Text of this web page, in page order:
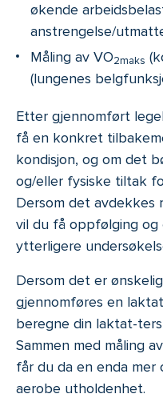
økende
anstrengelse/
Måling av VO2maks
(lungenes
Etter gjennomført
få en konkret
kondisjon, og om det
og/eller fysiske tiltak
Dersom det avdekkes
vil du få oppfølging og
ytterligere
Dersom det er
gjennomføres en
beregne din laktat-
Sammen med måling
får du da en enda
aerobe utholdenhet.